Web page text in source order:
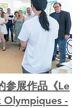
参展作品《Le
Olympiques -